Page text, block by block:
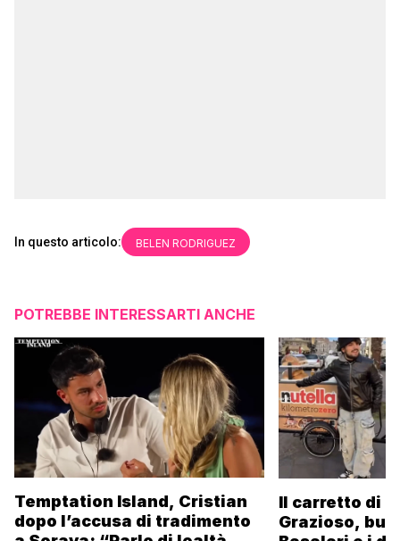
In questo articolo: BELEN RODRIGUEZ
POTREBBE INTERESSARTI ANCHE
Temptation Island, Cristian
dopo l’accusa di tradimento
Il carretto di
Grazioso,